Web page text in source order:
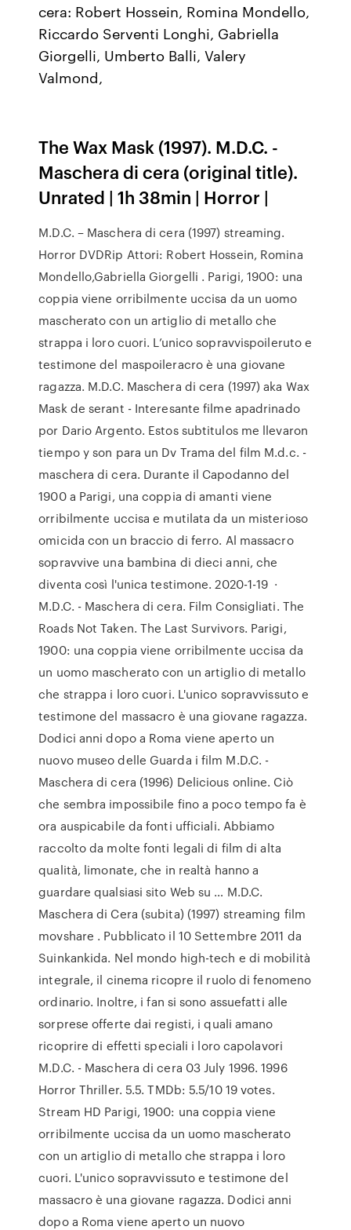
cera: Robert Hossein, Romina Mondello,
Riccardo Serventi Longhi, Gabriella
Giorgelli, Umberto Balli, Valery
Valmond,
The Wax Mask (1997). M.D.C. -
Maschera di cera (original title).
Unrated | 1h 38min | Horror |
M.D.C. – Maschera di cera (1997) streaming.
Horror DVDRip Attori: Robert Hossein, Romina
Mondello,Gabriella Giorgelli . Parigi, 1900: una
coppia viene orribilmente uccisa da un uomo
mascherato con un artiglio di metallo che
strappa i loro cuori. L’unico sopravvispoileruto e
testimone del maspoileracro è una giovane
ragazza. M.D.C. Maschera di cera (1997) aka Wax
Mask de serant - Interesante filme apadrinado
por Dario Argento. Estos subtitulos me llevaron
tiempo y son para un Dv Trama del film M.d.c. -
maschera di cera. Durante il Capodanno del
1900 a Parigi, una coppia di amanti viene
orribilmente uccisa e mutilata da un misterioso
omicida con un braccio di ferro. Al massacro
sopravvive una bambina di dieci anni, che
diventa così l'unica testimone. 2020-1-19 ·
M.D.C. - Maschera di cera. Film Consigliati. The
Roads Not Taken. The Last Survivors. Parigi,
1900: una coppia viene orribilmente uccisa da
un uomo mascherato con un artiglio di metallo
che strappa i loro cuori. L'unico sopravvissuto e
testimone del massacro è una giovane ragazza.
Dodici anni dopo a Roma viene aperto un
nuovo museo delle Guarda i film M.D.C. -
Maschera di cera (1996) Delicious online. Ciò
che sembra impossibile fino a poco tempo fa è
ora auspicabile da fonti ufficiali. Abbiamo
raccolto da molte fonti legali di film di alta
qualità, limonate, che in realtà hanno a
guardare qualsiasi sito Web su … M.D.C.
Maschera di Cera (subita) (1997) streaming film
movshare . Pubblicato il 10 Settembre 2011 da
Suinkankida. Nel mondo high-tech e di mobilità
integrale, il cinema ricopre il ruolo di fenomeno
ordinario. Inoltre, i fan si sono assuefatti alle
sorprese offerte dai registi, i quali amano
ricoprire di effetti speciali i loro capolavori
M.D.C. - Maschera di cera 03 July 1996. 1996
Horror Thriller. 5.5. TMDb: 5.5/10 19 votes.
Stream HD Parigi, 1900: una coppia viene
orribilmente uccisa da un uomo mascherato
con un artiglio di metallo che strappa i loro
cuori. L'unico sopravvissuto e testimone del
massacro è una giovane ragazza. Dodici anni
dopo a Roma viene aperto un nuovo